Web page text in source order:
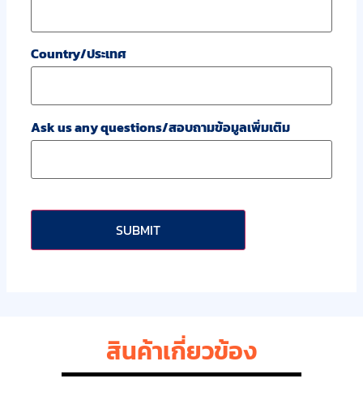
Country/ประเทศ
Ask us any questions/สอบถามข้อมูลเพิ่มเติม
สินค้าเกี่ยวข้อง